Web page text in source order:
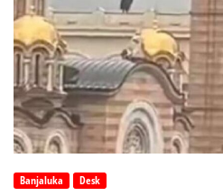
Banjaluka Desk